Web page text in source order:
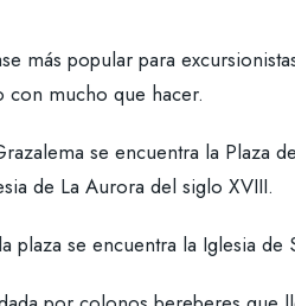
más popular para
con mucho que hacer.
se encuentra la Plaza
de La Aurora del siglo XVIII.
plaza se encuentra la Iglesia